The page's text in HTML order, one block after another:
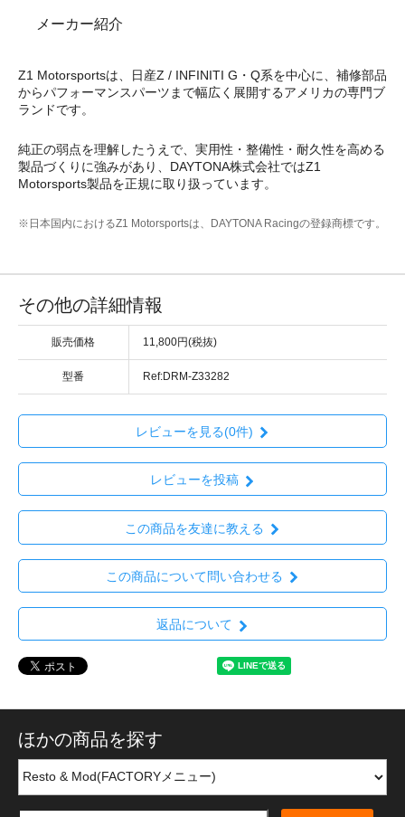
メーカー紹介
Z1 Motorsportsは、日産Z / INFINITI G・Q系を中心に、補修部品
からパフォーマンスパーツまで幅広く展開するアメリカの専門ブ
ランドです。
純正の弱点を理解したうえで、実用性・整備性・耐久性を高める
製品づくりに強みがあり、DAYTONA株式会社ではZ1
Motorsports製品を正規に取り扱っています。
※日本国内におけるZ1 Motorsportsは、DAYTONA Racingの登録商標です。
その他の詳細情報
販売価格 11,800円(税抜)
型番 Ref:DRM-Z33282
レビューを見る(0件)
レビューを投稿
この商品を友達に教える
この商品について問い合わせる
返品について
ほかの商品を探す